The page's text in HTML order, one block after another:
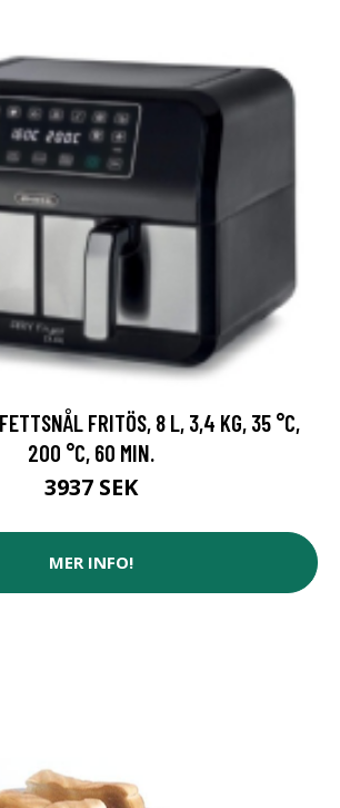
FRITÖS, 8 L, 3,4 KG, 35 °C,
200 °C, 60 MIN.
3937 SEK
MER INFO!